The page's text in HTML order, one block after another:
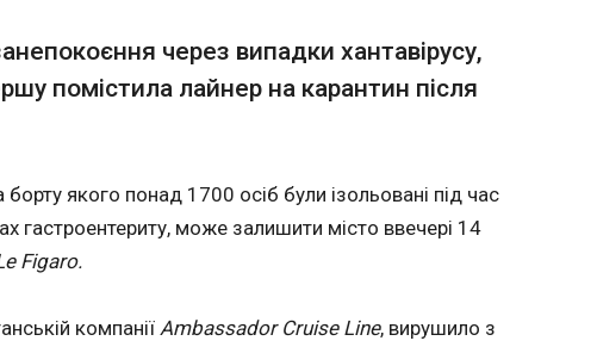
Угорщини? Пояснюємо, що відбувається
з ЄС та коли відкриють кластери
у
українського міністра Андрія Сибіги
у ЗМІ після засідання Ради ЄС у закордонних
11 травня. Причому цей пункт навіть
Ще
через випадки хантавірусу,
помістила лайнер на карантин після
якого понад 1700 осіб були ізольовані під час
гастроентериту, може залишити місто ввечері 14
Figaro.
компанії Ambassador Cruise Line, вирушило з